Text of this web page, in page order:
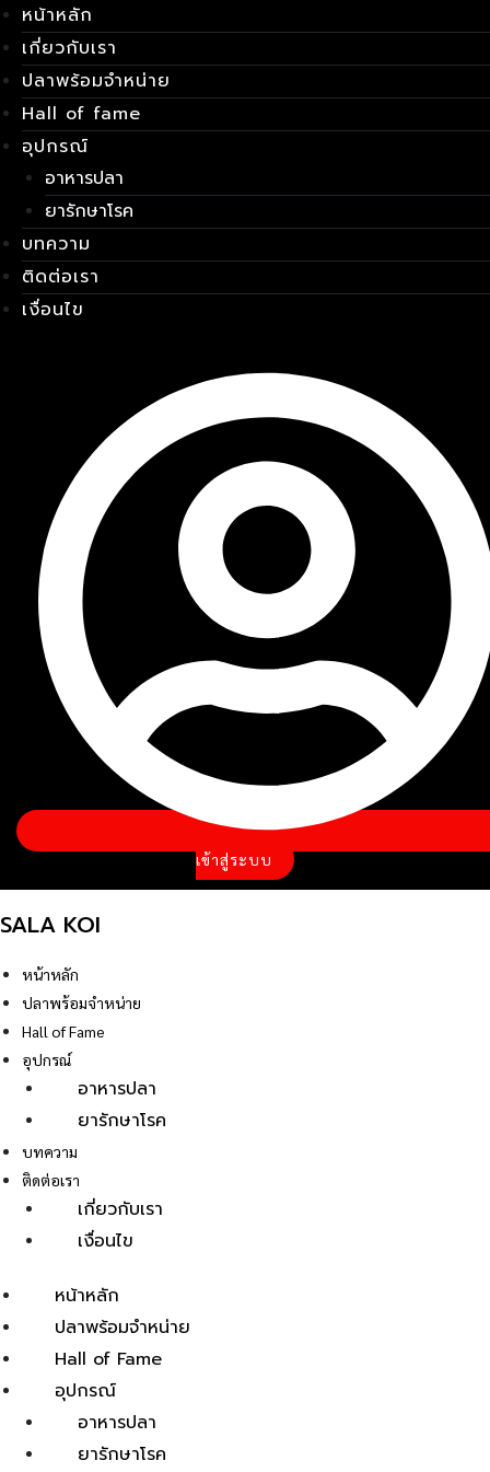
Skip
to
content
หน้าหลัก
เกี่ยวกับเรา
ปลาพร้อมจำหน่าย
Hall of fame
อุปกรณ์
อาหารปลา
ยารักษาโรค
บทความ
ติดต่อเรา
เงื่อนไข
เข้าสู่ระบบ
SALA KOI
หน้าหลัก
ปลาพร้อมจำหน่าย
Hall of Fame
อุปกรณ์
อาหารปลา
ยารักษาโรค
บทความ
ติดต่อเรา
เกี่ยวกับเรา
เงื่อนไข
หน้าหลัก
ปลาพร้อมจำหน่าย
Hall of Fame
อุปกรณ์
อาหารปลา
ยารักษาโรค
เมนู